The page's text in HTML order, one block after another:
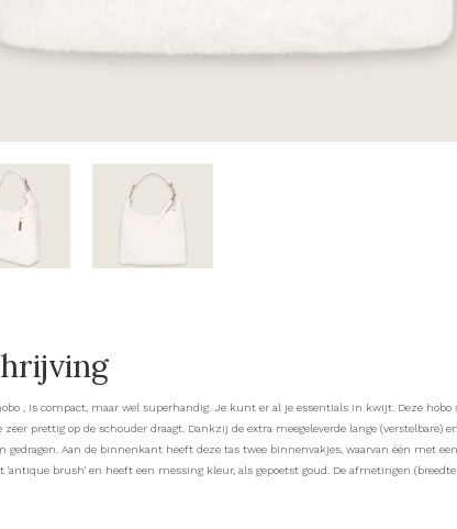
, is compact, maar wel superhandig. Je kunt er al je essentials in kwijt. Deze hobo
prettig op de schouder draagt. Dankzij de extra meegeleverde lange (verstelbare)
gedragen. Aan de binnenkant heeft deze tas twee binnenvakjes, waarvan één met
brush' en heeft een messing kleur, als gepoetst goud. De afmetingen